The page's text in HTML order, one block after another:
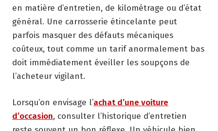
en matière d’entretien, de kilométrage ou d’état
général. Une carrosserie étincelante peut
parfois masquer des défauts mécaniques
coûteux, tout comme un tarif anormalement bas
doit immédiatement éveiller les soupçons de
l’acheteur vigilant.
Lorsqu’on envisage l’achat d’une voiture
d’occasion, consulter l’historique d’entretien